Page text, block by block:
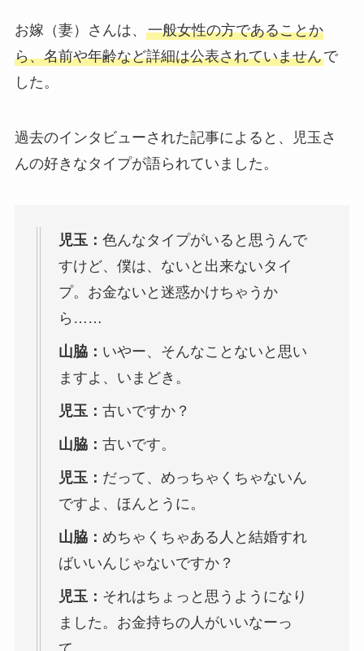
お嫁（妻）さんは、 一般女性の方であることか
ら、名前や年齢など詳細は公表されていませんで
した。
過去のインタビューされた記事によると、児玉さ
んの好きなタイプが語られていました。
児玉： 色んなタイプがいると思うんで
すけど、僕は、ないと出来ないタイ
プ。お金ないと迷惑かけちゃうか
ら……
山脇： いやー、そんなことないと思い
ますよ、いまどき。
児玉： 古いですか？
山脇： 古いです。
児玉： だって、めっちゃくちゃないん
ですよ、ほんとうに。
山脇： めちゃくちゃある人と結婚すれ
ばいいんじゃないですか？
児玉： それはちょっと思うようになり
ました。お金持ちの人がいいなーっ